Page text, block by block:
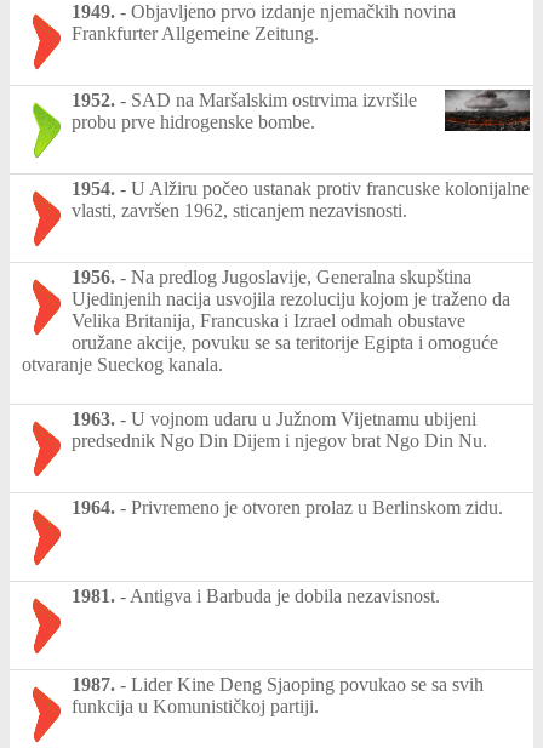
1949. - Objavljeno prvo izdanje njemačkih novina
Frankfurter Allgemeine Zeitung.
1952. - SAD na Maršalskim ostrvima izvršile
probu prve hidrogenske bombe.
1954. - U Alžiru počeo ustanak protiv francuske kolonijalne
vlasti, završen 1962, sticanjem nezavisnosti.
1956. - Na predlog Jugoslavije, Generalna skupština
Ujedinjenih nacija usvojila rezoluciju kojom je traženo da
Velika Britanija, Francuska i Izrael odmah obustave
oružane akcije, povuku se sa teritorije Egipta i omoguće
otvaranje Sueckog kanala.
1963. - U vojnom udaru u Južnom Vijetnamu ubijeni
predsednik Ngo Din Dijem i njegov brat Ngo Din Nu.
1964. - Privremeno je otvoren prolaz u Berlinskom zidu.
1981. - Antigva i Barbuda je dobila nezavisnost.
1987. - Lider Kine Deng Sjaoping povukao se sa svih
funkcija u Komunističkoj partiji.